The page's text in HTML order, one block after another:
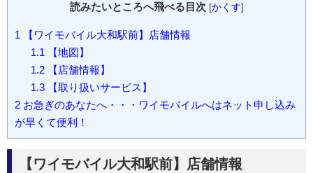
読みたいところへ飛べる目次 [かくす]
1 【ワイモバイル大和駅前】店舗情報
1.1【地図】
1.2【店舗情報】
1.3【取り扱いサービス】
2 お急ぎのあなたへ・・・ワイモバイルへはネット申し込み
が早くて便利！
【ワイモバイル大和駅前】店舗情報